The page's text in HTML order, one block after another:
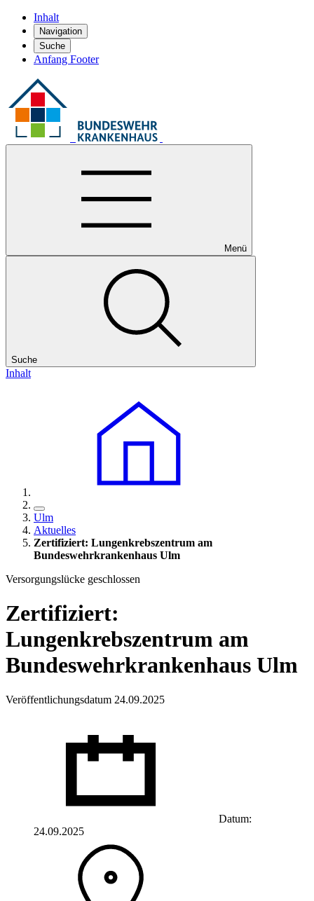
Inhalt
Navigation
Suche
Anfang Footer
Menü
Suche
Inhalt
Ulm
Aktuelles
Zertifiziert: Lungenkrebszentrum am
Bundeswehrkrankenhaus Ulm
Versorgungslücke geschlossen
Zertifiziert:
Lungenkrebszentrum am
Bundeswehrkrankenhaus Ulm
Veröffentlichungsdatum 24.09.2025
Datum:
24.09.2025